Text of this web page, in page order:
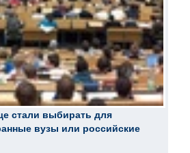
стали выбирать для
вузы или российские